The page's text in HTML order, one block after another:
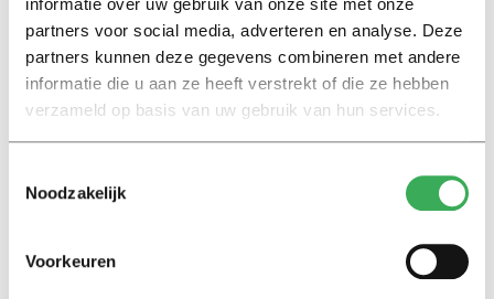
informatie over uw gebruik van onze site met onze
partners voor social media, adverteren en analyse. Deze
partners kunnen deze gegevens combineren met andere
informatie die u aan ze heeft verstrekt of die ze hebben
verzameld op basis van uw gebruik van hun services.
Noodzakelijk
Voorkeuren
Bee (21): “Er zijn zoveel leukere
dingen dan studeren”
09 september 2020
Nieuws
Yakup (26): “Ik heb geen nieuwe
kleren gekocht, maar een